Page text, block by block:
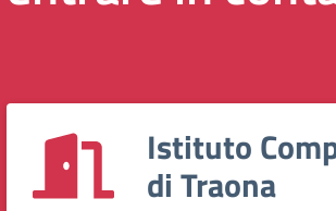
Istituto
di Traona